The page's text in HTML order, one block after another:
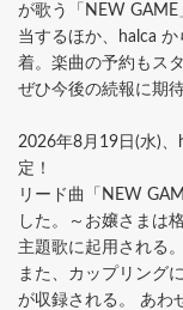
が歌う「NEW
当するほか、halca
着。楽曲の予約もス
ぜひ今後の続報に期
2026年8月19日(水)
定！
リード曲「NEW
した。～お嬢さまは
主題歌に起用される。
また、カップリング
が収録される。 あわ